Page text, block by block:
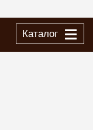
Каталог